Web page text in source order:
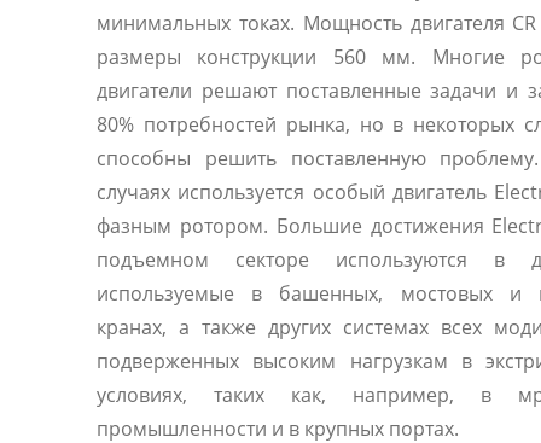
минимальных токах. Мощность двигателя CR
размеры конструкции 560 мм. Многие
двигатели решают поставленные задачи и
80% потребностей рынка, но в некоторых
способны решить поставленную
случаях используется особый двигатель
фазным ротором. Большие достижения
подъемном секторе используются в
используемые в башенных, мостовых и
кранах, а также других системах всех
подверженных высоким нагрузкам в
условиях, таких как, например, в
промышленности и в крупных портах.